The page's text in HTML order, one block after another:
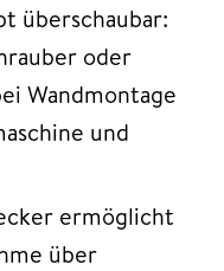
überschaubar:
oder
Wandmontage
und
ermöglicht
über